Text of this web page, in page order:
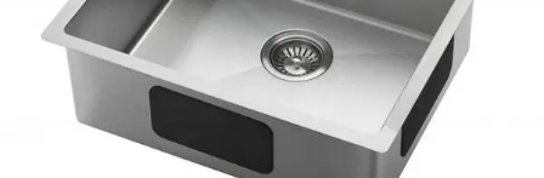
Vaskerom
Planlegging